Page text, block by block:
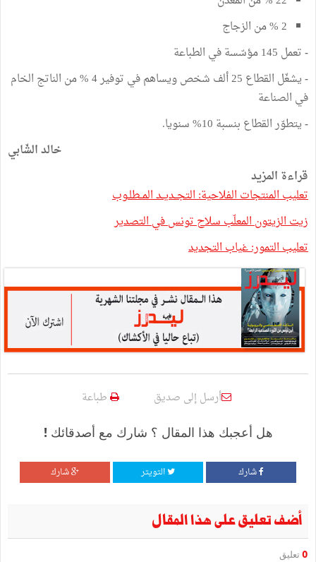
2 % من الزجاج
-تعمل 145 مؤسّسة في الطباعة
-
يشغّل القطاع 25 ألف شخص ويساهم في توفير 4 % من الناتج الخام
في الصناعة
-يتطوّر القطاع بنسبة 10% سنويا.
خالد الشّابي
قراءة المزيد
تعليب المنتجات الفلاحية: التجــديــد المــطلـوب
زيت الزيتون المعلّب سلاح تونس في التصدير
تعليب التمور: غياب التجديد
أرسل إلى صديق طباعة
هل أعجبك هذا المقال ؟ شارك مع أصدقائك !
شارك التويتر شارك
أضف تعليق على هذا المقال
0 تعليق